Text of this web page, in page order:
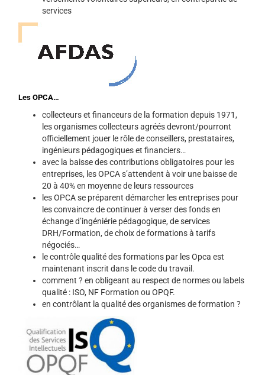
services
LesOPCA…
collecteurs et financeurs de la formation depuis 1971,
les organismes collecteurs agréés devront/pourront
officiellement jouer le rôle de conseillers, prestataires,
ingénieurs pédagogiques et financiers…
avec la baisse des contributions obligatoires pour les
entreprises, les OPCA s’attendent à voir une baisse de
20 à 40% en moyenne de leurs ressources
les OPCA se préparent démarcher les entreprises pour
les convaincre de continuer à verser des fonds en
échange d’ingéniérie pédagogique, de services
DRH/Formation, de choix de formations à tarifs
négociés…
le contrôle qualité des formations par les Opca est
maintenant inscrit dans le code du travail.
comment ? en obligeant au respect de normes ou labels
qualité : ISO, NF Formation ouOPQF.
en contrôlant la qualité des organismes de formation ?